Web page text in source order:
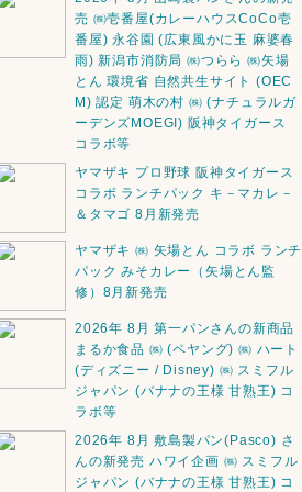
売 ㈱壱番屋(カレーハウスCoCo壱
番屋) 永谷園 (広東風かに玉 麻婆春
雨) 新潟市消防局 ㈱つらら ㈱矢場
とん 環境省 自然共生サイト (OEC
M) 認定 萌木の村 ㈱ (ナチュラルガ
ーデンズMOEGI) 阪神タイガース
コラボ等
ヤマザキ プロ野球 阪神タイガース
コラボ ランチパック キ－マカレ－
＆タマゴ 8月新発売
ヤマザキ ㈱ 矢場とん コラボ ランチ
パック みそカレー（矢場とん監
修）8月新発売
2026年 8月 第一パンさんの新商品
まるか食品 ㈱ (ペヤング) ㈱ ハート
(ディズニー / Disney) ㈱ スミフル
ジャパン (バナナの王様 甘熟王) コ
ラボ等
2026年 8月 敷島製パン(Pasco) さ
んの新発売 ハワイ企画 ㈱ スミフル
ジャパン (バナナの王様 甘熟王) コ